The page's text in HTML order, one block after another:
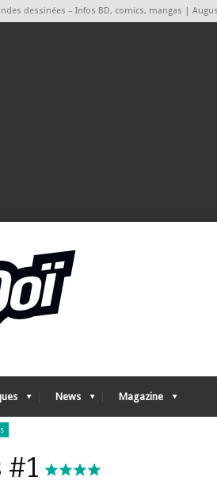
dessinées – Infos BD, comics, mangas |
News Magazine
#1